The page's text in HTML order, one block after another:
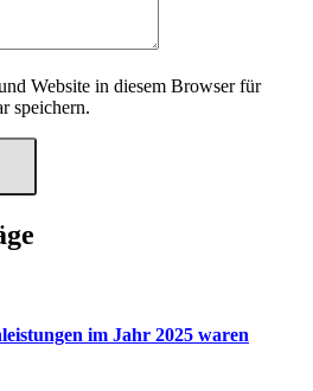
Website in diesem Browser für
speichern.
im Jahr 2025 waren